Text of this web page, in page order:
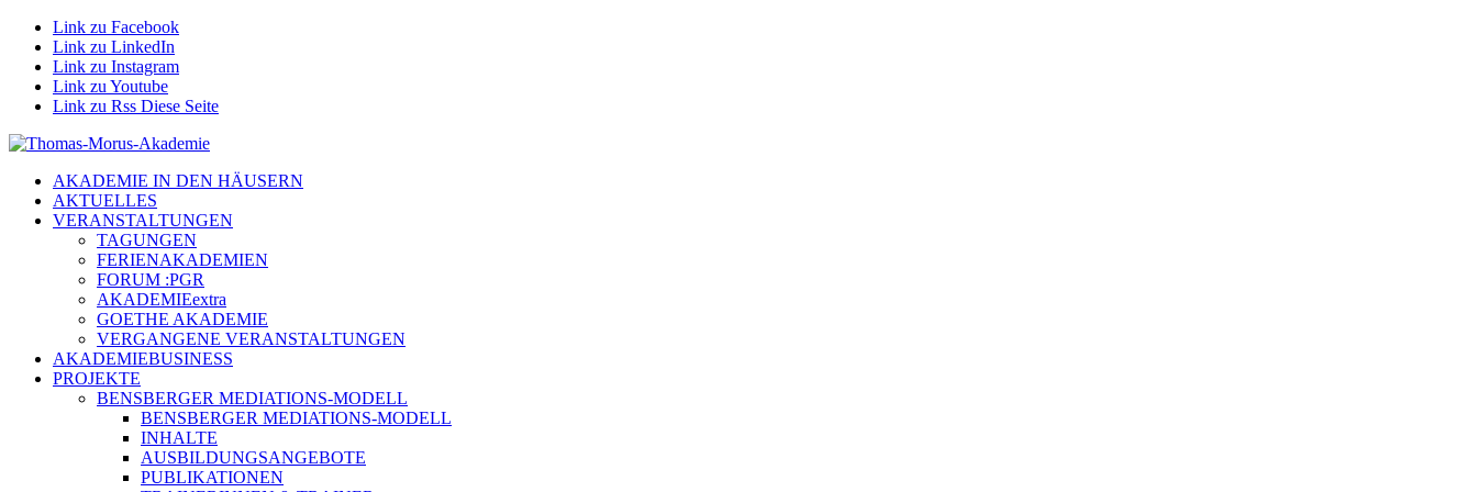
Link zu Facebook
Link zu LinkedIn
Link zu Instagram
Link zu Youtube
Link zu Rss Diese Seite
AKADEMIE IN DEN HÄUSERN
AKTUELLES
VERANSTALTUNGEN
TAGUNGEN
FERIENAKADEMIEN
FORUM :PGR
AKADEMIEextra
GOETHE AKADEMIE
VERGANGENE VERANSTALTUNGEN
AKADEMIEBUSINESS
PROJEKTE
BENSBERGER MEDIATIONS-MODELL
BENSBERGER MEDIATIONS-MODELL
INHALTE
AUSBILDUNGSANGEBOTE
PUBLIKATIONEN